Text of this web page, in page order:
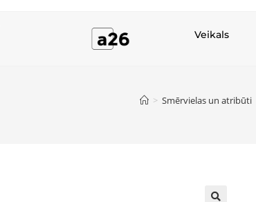
Veikals
> Smērvielas un atribūti